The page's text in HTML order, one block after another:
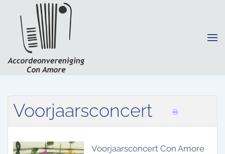
Terug naar hoofdinhoud
Voorjaarsconcert
Voorjaarsconcert Con Amore